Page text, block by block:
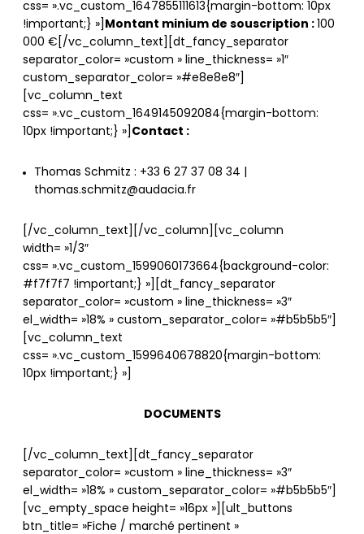
css= ».vc_custom_1647855111613{margin-bottom: 10px
!important;} »] Montant minium de souscription : 100
000 €[/vc_column_text][dt_fancy_separator
separator_color= »custom » line_thickness= »1″
custom_separator_color= »#e8e8e8″]
[vc_column_text
css= ».vc_custom_1649145092084{margin-bottom:
10px !important;} »] Contact :
Thomas Schmitz : +33 6 27 37 08 34 |
thomas.schmitz@audacia.fr
[/vc_column_text][/vc_column][vc_column
width= »1/3″
css= ».vc_custom_1599060173664{background-color:
#f7f7f7 !important;} »][dt_fancy_separator
separator_color= »custom » line_thickness= »3″
el_width= »18% » custom_separator_color= »#b5b5b5″]
[vc_column_text
css= ».vc_custom_1599640678820{margin-bottom:
10px !important;} »]
DOCUMENTS
[/vc_column_text][dt_fancy_separator
separator_color= »custom » line_thickness= »3″
el_width= »18% » custom_separator_color= »#b5b5b5″]
[vc_empty_space height= »16px »][ult_buttons
btn_title= »Fiche / marché pertinent »